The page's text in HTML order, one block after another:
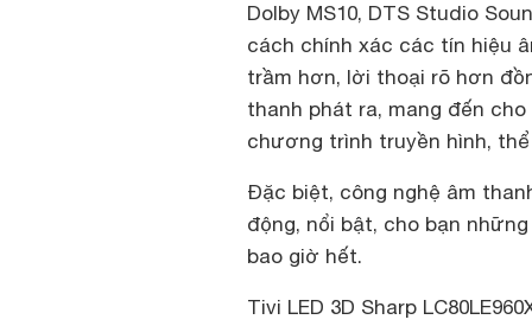
Dolby MS10, DTS Studio
cách chính xác các tín hiệu
trầm hơn, lời thoại rõ hơn
thanh phát ra, mang đến
chương trình truyền hình,
Đặc biệt, công nghệ âm
động, nổi bật, cho bạn
bao giờ hết.
Tivi LED 3D Sharp